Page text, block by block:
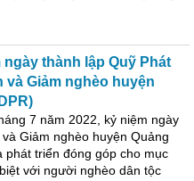
ngày thành lập Quỹ Phát
và Giảm nghèo huyện
áng 7 năm 2022, kỷ niệm ngày
Giảm nghèo huyện Quảng
phát triển đóng góp cho mục
với người nghèo dân tộc